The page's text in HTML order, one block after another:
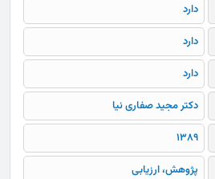
دارد
دارد
دارد
دکتر مجید صفاری نیا
1389
پژوهش، ارزیابی